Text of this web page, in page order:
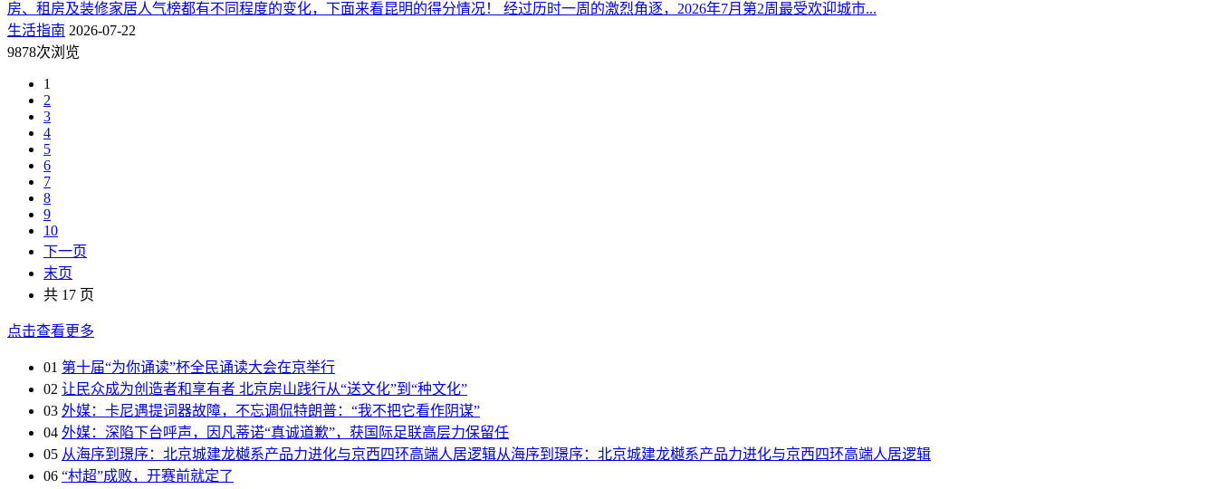
房、租房及装修家居人气榜都有不同程度的变化，下面来看昆明的得分情况！ 经过历时一周的激烈角逐，2026年7月第2周最受欢迎城市...
生活指南 2026-07-22
9878次浏览
1
2
3
4
5
6
7
8
9
10
下一页
末页
共 17 页
点击查看更多
01 第十届“为你诵读”杯全民诵读大会在京举行
02 让民众成为创造者和享有者 北京房山践行从“送文化”到“种文化”
03 外媒：卡尼遇提词器故障，不忘调侃特朗普：“我不把它看作阴谋”
04 外媒：深陷下台呼声，因凡蒂诺“真诚道歉”，获国际足联高层力保留任
05 从海序到璟序：北京城建龙樾系产品力进化与京西四环高端人居逻辑从海序到璟序：北京城建龙樾系产品力进化与京西四环高端人居逻辑
06 “村超”成败，开赛前就定了